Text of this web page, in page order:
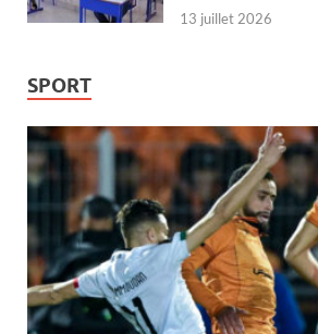
13 juillet 2026
SPORT